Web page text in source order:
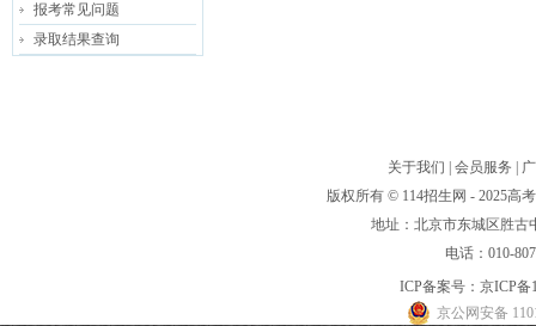
报考常见问题
录取结果查询
关于我们 会员服务
版权所有 © 114招生网 - 2025高
地址：北京市东城区胜
电话：010-
ICP备案号： 京ICP备
京公网安备